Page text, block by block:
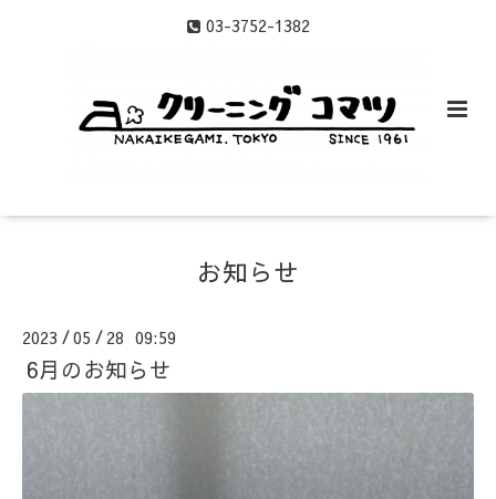
03-3752-1382
お知らせ
2023 /05 / 28 09:59
6月のお知らせ